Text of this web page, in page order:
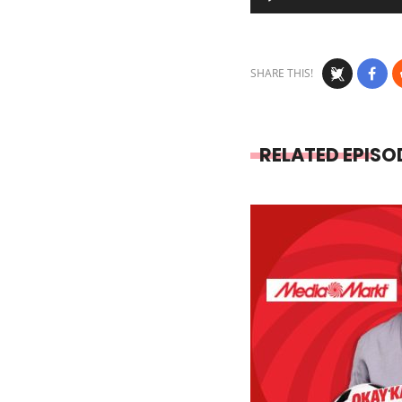
Player
SHARE THIS!
RELATED